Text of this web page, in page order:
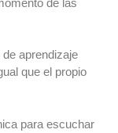
aprendizaje
que el propio
para escuchar